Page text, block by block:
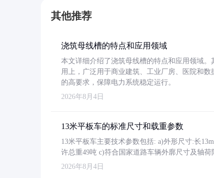
其他推荐
浇筑母线槽的特点和应用领域
本文详细介绍了浇筑母线槽的特点和应用领域
用上，广泛用于商业建筑、工业厂房、医院和
的高要求，保障电力系统稳定运行。
2026年8月4日
13米平板车的标准尺寸和载重参数
13米平板车主要技术参数包括: a)外形尺寸:长
许总重49吨 c)符合国家道路车辆外廓尺寸及轴荷
2026年8月4日